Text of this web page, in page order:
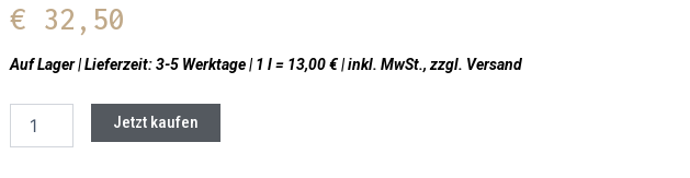
€ 32,50
Auf Lager | Lieferzeit: 3-5 Werktage | 1 l = 13,00 € | inkl. MwSt., zzgl. Versand
Yachtreiniger
Jetzt kaufen